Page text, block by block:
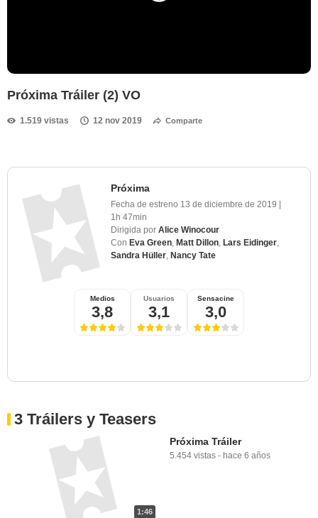
Próxima Tráiler (2) VO
1.519 vistas 12 nov 2019 Comparte
Próxima
Fecha de estreno 13 de diciembre de 2019 |
1h 47min
Dirigida por Alice Winocour
Con Eva Green Matt Dillon Lars Eidinger
Sandra Hüller Nancy Tate
Medios
3,8
Usuarios
3,1
Sensacine
3,0
3 Tráilers y Teasers
1:46
Próxima Tráiler
5.454 vistas - hace 6 años